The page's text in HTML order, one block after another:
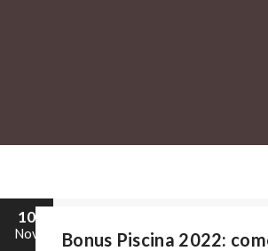
10
Nov Bonus Piscina 2022: